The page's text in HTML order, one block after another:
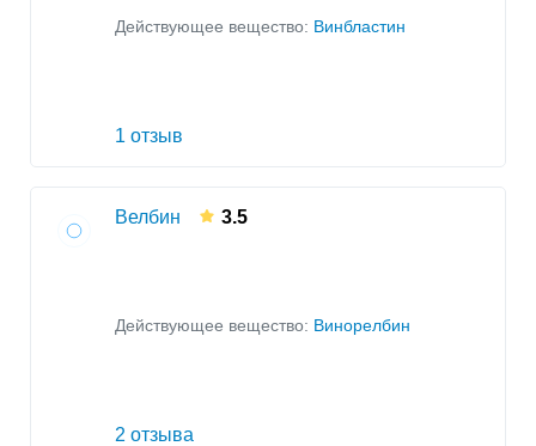
Действующее вещество: Винбластин
1 отзыв
Велбин 3.5
Действующее вещество: Винорелбин
2 отзыва